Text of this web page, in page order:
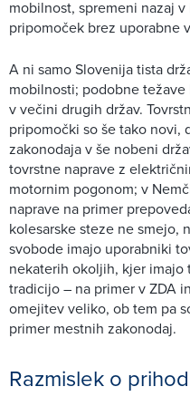
mobilnost, spremeni nazaj
pripomoček brez uporabne
A ni samo Slovenija tista
mobilnosti; podobne
v večini drugih držav.
pripomočki so še tako novi,
zakonodaja v še nobeni
tovrstne naprave z
motornim pogonom; v
naprave na primer
kolesarske steze ne smejo,
svobode imajo uporabniki
nekaterih okoljih, kjer
tradicijo – na primer v ZDA
omejitev veliko, ob tem pa
primer mestnih zakonodaj.
Razmislek o